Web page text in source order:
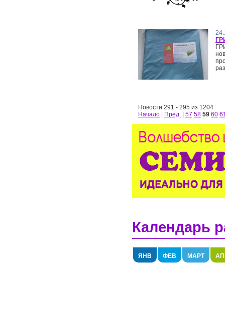
Новости 291 - 295 из 1204
Начало
Пред. 57 58 59 60
Календарь
ЯНВ ФЕВ МАРТ